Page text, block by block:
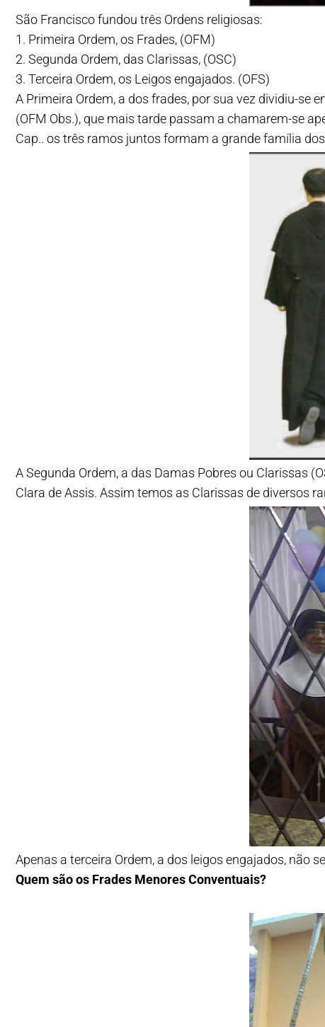
São Francisco fundou três Ordens religiosas:
1. Primeira Ordem, os Frades, (OFM)
2. Segunda Ordem, das Clarissas, (OSC)
3. Terceira Ordem, os Leigos engajados. (OFS)
A Primeira Ordem, a dos frades, por sua vez dividiu-se
(OFM Obs.), que mais tarde passam a chamarem-se
Cap.. os três ramos juntos formam a grande família
A Segunda Ordem, a das Damas Pobres ou Clarissas
Clara de Assis. Assim temos as Clarissas de diversos
Apenas a terceira Ordem, a dos leigos engajados, não
Quem são os Frades Menores Conventuais?